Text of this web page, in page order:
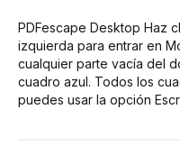
PDFescape Desktop Haz
izquierda para entrar en
cualquier parte vacía del
cuadro azul. Todos los
puedes usar la opción